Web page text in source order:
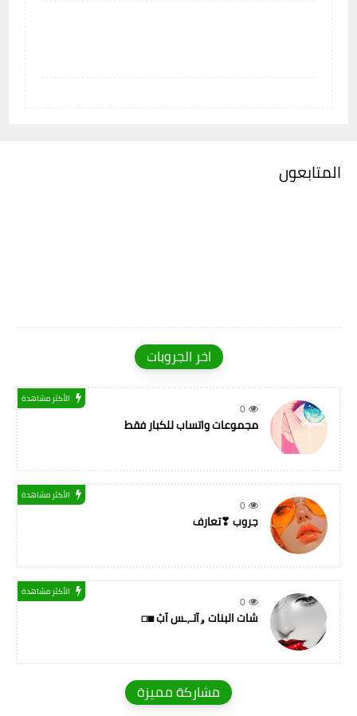
المتابعون
اخر الجروبات
0
الأكثر مشاهدة
مجموعات واتساب للكبار فقط
0
الأكثر مشاهدة
جروب ❣تعارف
0
الأكثر مشاهدة
شات البنات ۅآتـ,ـس آبْ ◼◻
مشاركة مميزة